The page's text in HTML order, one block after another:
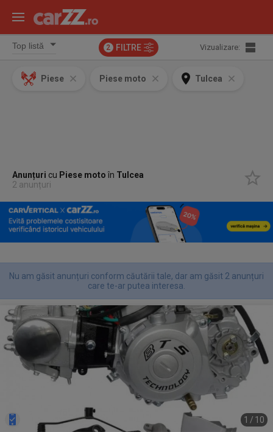
2 FILTRE Vizualizare:
Piese Piese moto Tulcea
Anunțuri cu Piese motoîn Tulcea
2 anunțuri
Nu am găsit anunțuri conform căutării tale, dar am găsit 2 anunțuri
care te-ar putea interesa.
1 / 10